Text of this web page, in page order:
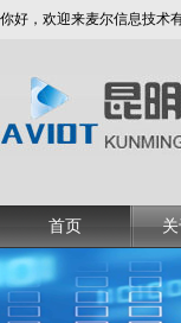
你好，欢迎来麦尔信息技术
首页